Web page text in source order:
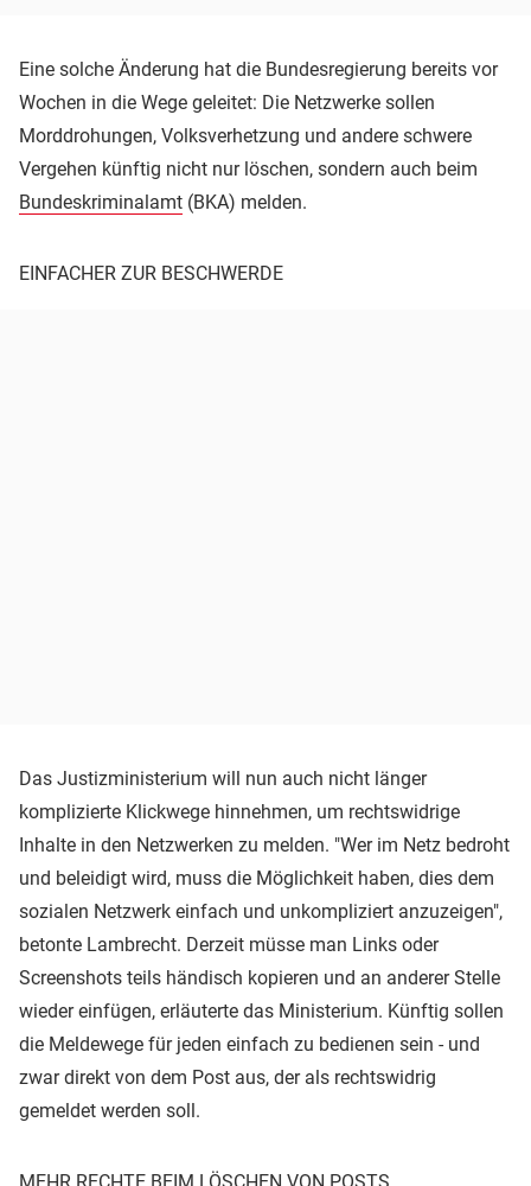
Eine solche Änderung hat die Bundesregierung bereits vor
Wochen in die Wege geleitet: Die Netzwerke sollen
Morddrohungen, Volksverhetzung und andere schwere
Vergehen künftig nicht nur löschen, sondern auch beim
Bundeskriminalamt (BKA) melden.
EINFACHER ZUR BESCHWERDE
Das Justizministerium will nun auch nicht länger
komplizierte Klickwege hinnehmen, um rechtswidrige
Inhalte in den Netzwerken zu melden. "Wer im Netz bedroht
und beleidigt wird, muss die Möglichkeit haben, dies dem
sozialen Netzwerk einfach und unkompliziert anzuzeigen",
betonte Lambrecht. Derzeit müsse man Links oder
Screenshots teils händisch kopieren und an anderer Stelle
wieder einfügen, erläuterte das Ministerium. Künftig sollen
die Meldewege für jeden einfach zu bedienen sein - und
zwar direkt von dem Post aus, der als rechtswidrig
gemeldet werden soll.